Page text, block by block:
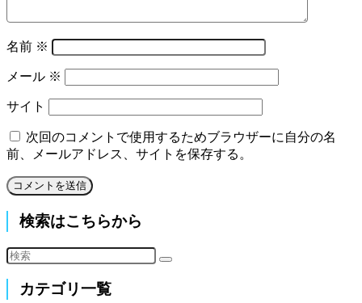
名前 ※
メール ※
サイト
次回のコメントで使用するためブラウザーに自分の名
前、メールアドレス、サイトを保存する。
検索はこちらから
カテゴリ一覧